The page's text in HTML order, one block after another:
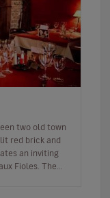
two old town
red brick and
an inviting
Fioles. The